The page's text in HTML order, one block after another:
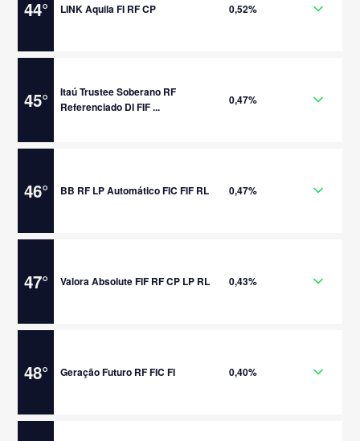
44° LINK Aquila FI RF CP 0,52%
45°
Itaú Trustee Soberano RF
Referenciado DI FIF ...
0,47%
46° BB RF LP Automático FIC FIF RL 0,47%
47° Valora Absolute FIF RF CP LP RL 0,43%
48° Geração Futuro RF FIC FI 0,40%